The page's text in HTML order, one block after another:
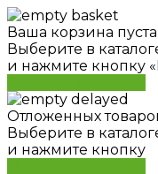
Ваша корзина пуста
Выберите в
и нажмите кнопку
Отложенных
Выберите в
и нажмите кнопку